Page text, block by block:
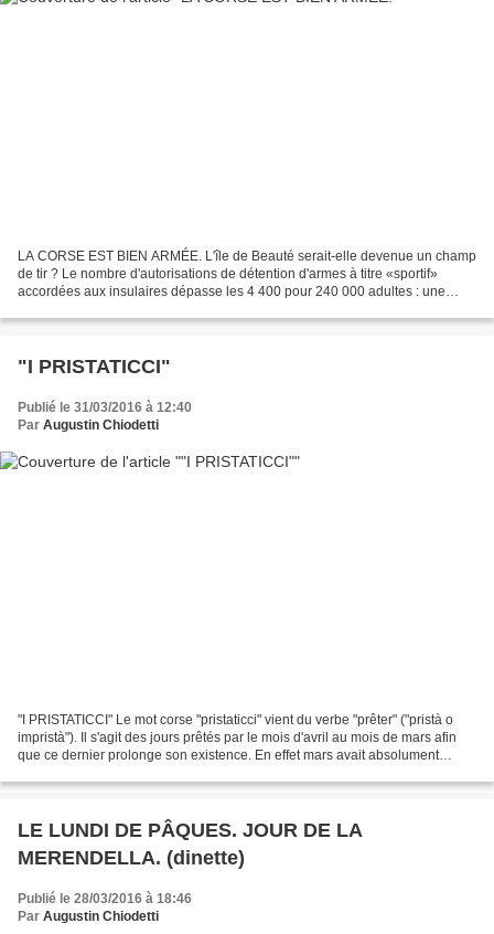
LA CORSE EST BIEN ARMÉE. L'île de Beauté serait-elle devenue un champ
de tir ? Le nombre d'autorisations de détention d'armes à titre «sportif»
accordées aux insulaires dépasse les 4 400 pour 240 000 adultes : une
"I PRISTATICCI"
Publié le 31/03/2016 à 12:40
Par Augustin Chiodetti
"I PRISTATICCI" Le mot corse "pristaticci" vient du verbe "prêter" ("pristà o
impristà"). Il s'agit des jours prêtés par le mois d'avril au mois de mars afin
que ce dernier prolonge son existence. En effet mars avait absolument
LE LUNDI DE PÂQUES. JOUR DE LA
MERENDELLA. (dinette)
Publié le 28/03/2016 à 18:46
Par Augustin Chiodetti